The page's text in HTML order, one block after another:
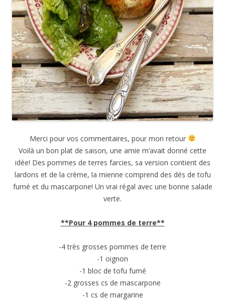
Merci pour vos commentaires, pour mon retour
Voilà un bon plat de saison, une amie m’avait donné cette
idée! Des pommes de terres farcies, sa version contient des
lardons et de la crème, la mienne comprend des dés de tofu
fumé et du mascarpone! Un vrai régal avec une bonne salade
verte.
**Pour 4 pommes de terre**
-4 très grosses pommes de terre
-1 oignon
-1 bloc de tofu fumé
-2 grosses cs de mascarpone
-1 cs de margarine